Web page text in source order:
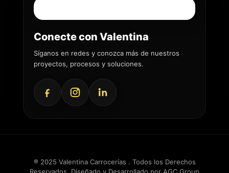
Conecte con Valentina
Síganos en redes y conozca más de nuestros
proyectos, procesos y soluciones.
® 2025 Valentina Carrocerías . Todos los Derechos